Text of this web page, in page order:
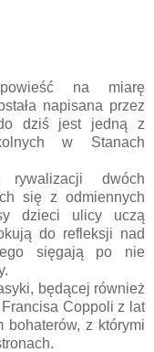
powieść na miarę
napisana przez
dziś jest jedną z
w Stanach
rywalizacji dwóch
się z odmiennych
dzieci ulicy uczą
do refleksji nad
sięgają po nie
będącej również
Coppoli z lat
bohaterów, z którymi